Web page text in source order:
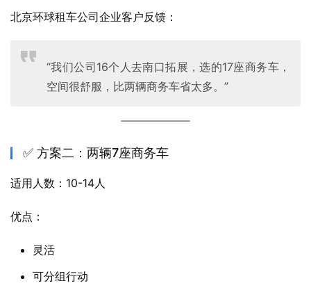
北京环球租车公司企业客户反馈：
“我们公司16个人去南口拓展，选的17座商务车，
空间很舒服，比两辆商务车省太多。”
✅ 方案二：两辆7座商务车
适用人数：10-14人
优点：
灵活
可分组行动